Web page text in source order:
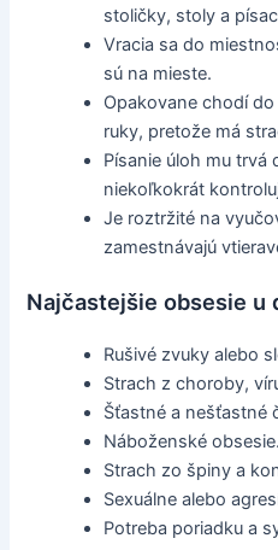
stoličky, stoly a
Vracia sa do
sú na mieste.
Opakovane chodí
ruky, pretože má
Písanie úloh mu trvá
niekoľkokrát
Je roztržité na
zamestnávajú
Najčastejšie obsesie u
Rušivé zvuky alebo
Strach z choroby,
Šťastné a nešťastné
Náboženské obsesie.
Strach zo špiny a
Sexuálne alebo
Potreba poriadku a